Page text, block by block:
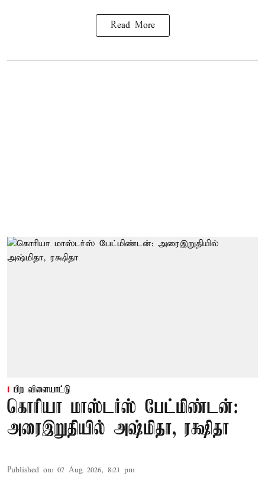
Read More
பிற விளையாட்டு
கொரியா மாஸ்டர்ஸ் பேட்மிண்டன்:
அரைஇறுதியில் அஷ்மிதா, ரக்ஷிதா
Published on: 07 Aug 2026, 8:21 pm